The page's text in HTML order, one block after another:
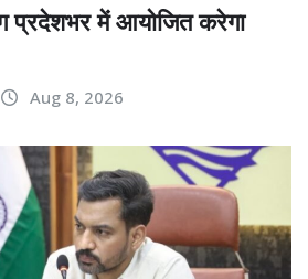
प्रदेशभर में आयोजित करेगा
Aug 8, 2026